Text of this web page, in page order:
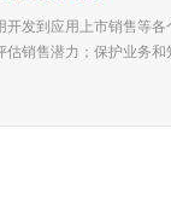
开发到应用上市销售等
估销售潜力；保护业务